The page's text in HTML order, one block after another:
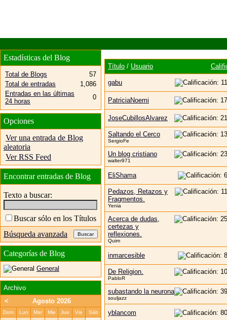
Título / Usuario
gabu
PatriciaNoemi
JoseCubillosAlvarez
Saltando el Cerco
SergioFe
Un blog cristiano
walter971
EliShama
Pedazos, Retazos y
Fragmentos.
Yenia
Acerca de dudas,
certezas y
reflexiones.
Quim
inmarcesible
De Religion.
PabloR
subastando la neurona
souljazz
yblancom
Estadísticas del Blog
Total de Blogs
57
Total de entradas
1,086
Entradas en las últimas
24 horas
0
Opciones
Ver una entrada de Blog
aleatoria
Ver RSS Feed
Encontrar entradas de Blog
Texto a buscar:
Buscar sólo en los Títulos
Búsqueda avanzada
Categorías de Blog
General
Archivo
<
Agosto 2026
Dom Lun Mar Mie Jue Vie
Sáb